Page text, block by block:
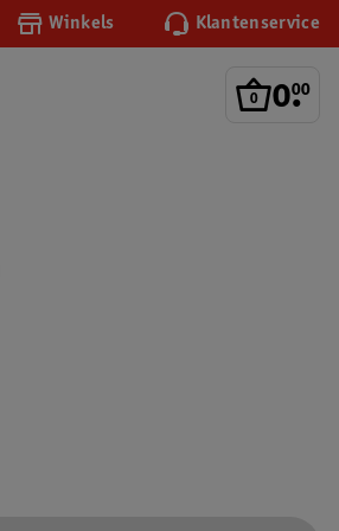
Winkels Klantenservice
0.
00